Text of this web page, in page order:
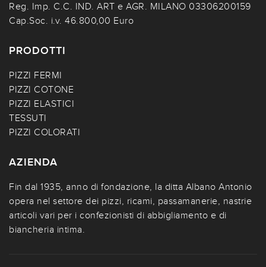
Reg. Imp. C.C. IND. ART e AGR. MILANO 03306200159
Cap.Soc. i.v. 46.800,00 Euro
PRODOTTI
PIZZI FERMI
PIZZI COTONE
PIZZI ELASTICI
TESSUTI
PIZZI COLORATI
AZIENDA
Fin dal 1935, anno di fondazione, la ditta Albano Antonio
opera nel settore dei pizzi, ricami, passamanerie, nastrie
articoli vari per i confezionisti di abbigliamento e di
biancheria intima.